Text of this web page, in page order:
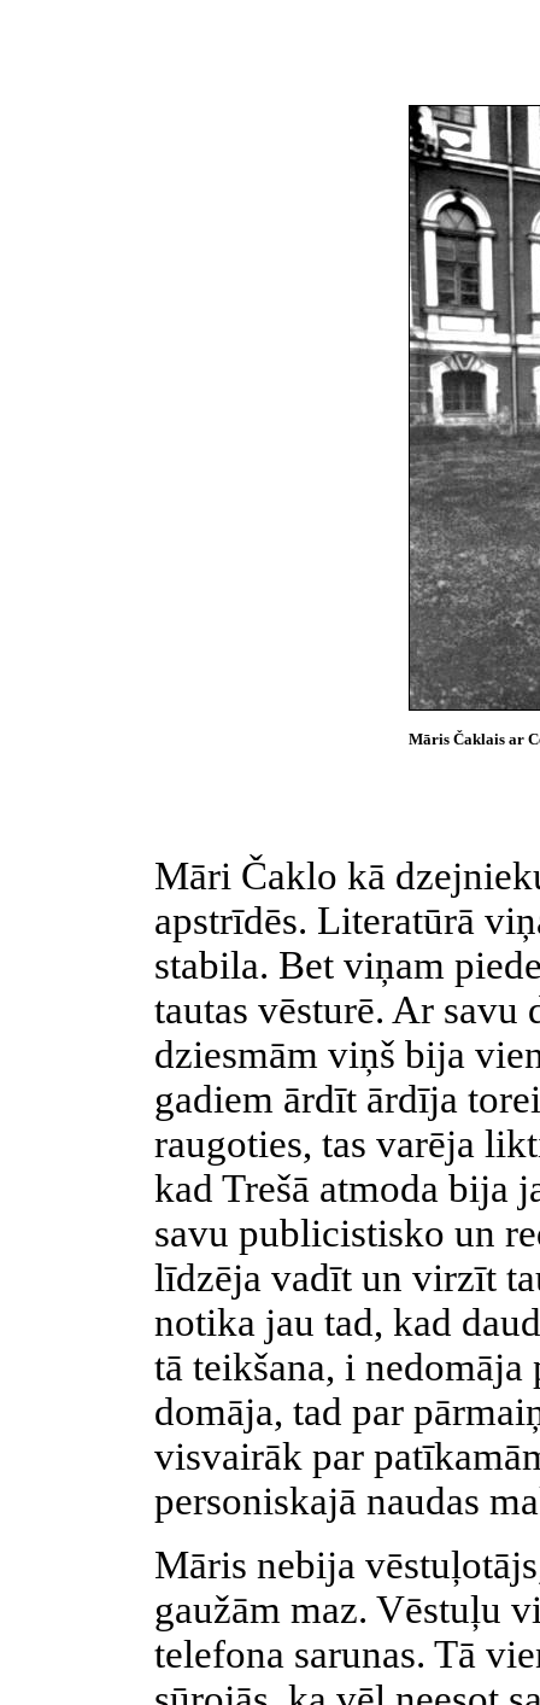
Māris Čaklais ar
Māri Čaklo kā
apstrīdēs. Literatūrā
stabila. Bet viņam
tautas vēsturē. Ar
dziesmām viņš bija
gadiem ārdīt ārdīja
raugoties, tas varēja
kad Trešā atmoda bija
savu publicistisko un
līdzēja vadīt un virzīt
notika jau tad, kad
tā teikšana, i
domāja, tad par
visvairāk par
personiskajā naudas
Māris nebija
gaužām maz. Vēstuļu
telefona sarunas. Tā